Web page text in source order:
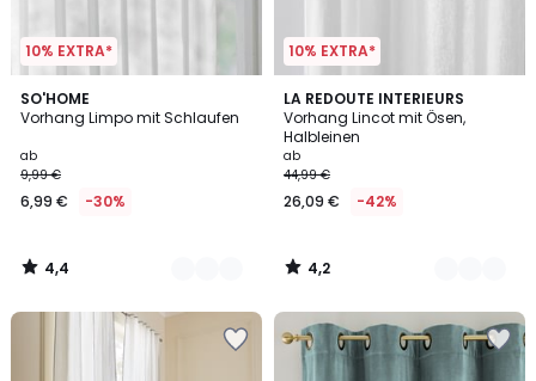
10% EXTRA*
SO'HOME
Vorhang Limpo mit Schlaufen
ab
9,99 €
6,99 € -30%
4,4
/ 5
2
Farben
4,4
/
10% EXTRA*
LA REDOUTE INTERIEURS
Vorhang Lincot mit Ösen,
Halbleinen
ab
44,99 €
26,09 € -42%
4,2
/ 5
6
Farben
4,2
/